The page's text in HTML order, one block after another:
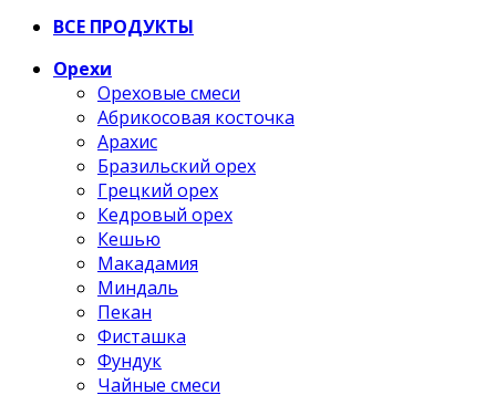
ВСЕ ПРОДУКТЫ
Орехи
Ореховые смеси
Абрикосовая косточка
Арахис
Бразильский орех
Грецкий орех
Кедровый орех
Кешью
Макадамия
Миндаль
Пекан
Фисташка
Фундук
Чайные смеси